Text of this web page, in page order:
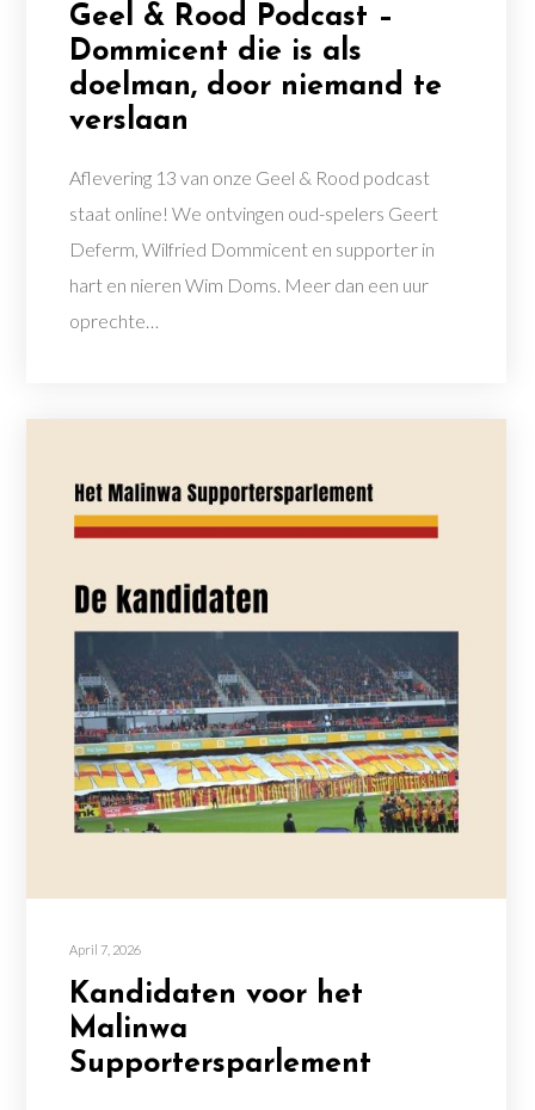
Geel & Rood Podcast –
Dommicent die is als
doelman, door niemand te
verslaan
Aflevering 13 van onze Geel & Rood podcast
staat online! We ontvingen oud-spelers Geert
Deferm, Wilfried Dommicent en supporter in
hart en nieren Wim Doms. Meer dan een uur
oprechte…
April 7, 2026
Kandidaten voor het
Malinwa
Supportersparlement